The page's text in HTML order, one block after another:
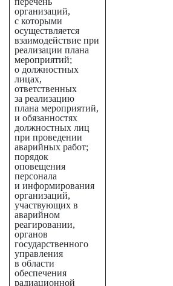
организаций,
с которыми
осуществляется
взаимодействие при
реализации плана
мероприятий;
о должностных
лицах,
ответственных
за реализацию
плана мероприятий,
и обязанностях
должностных лиц
при проведении
аварийных работ;
порядок
оповещения
персонала
и информирования
организаций,
участвующих в
аварийном
реагировании,
органов
государственного
управления
в области
обеспечения
радиационной